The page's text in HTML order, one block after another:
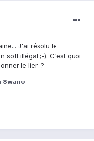
J'ai résolu le
soft illégal ;-). C'est quoi
le lien ?
Swano